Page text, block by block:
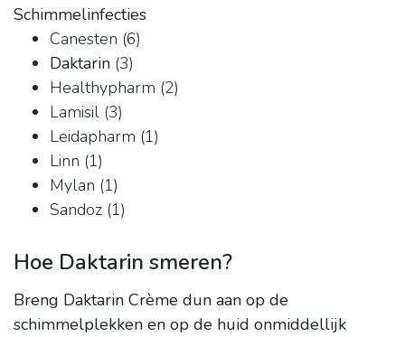
Schimmelinfecties
Canesten (6)
Daktarin (3)
Healthypharm (2)
Lamisil (3)
Leidapharm (1)
Linn (1)
Mylan (1)
Sandoz (1)
Hoe Daktarin smeren?
Breng Daktarin Crème dun aan op de
schimmelplekken en op de huid onmiddellijk